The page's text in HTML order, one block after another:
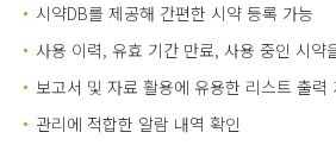
시약DB를 제공해 간편한 시약 등록 가능
사용 이력, 유효 기간 만료, 사용 중인 시약
보고서 및 자료 활용에 유용한 리스트 출력
관리에 적합한 알람 내역 확인